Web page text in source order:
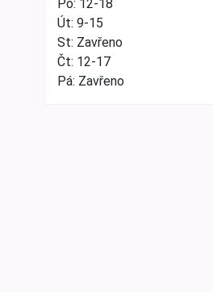
Po: 12-18
Út: 9-15
St: Zavřeno
Čt: 12-17
Pá: Zavřeno